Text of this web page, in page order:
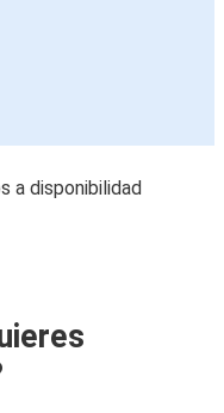
a disponibilidad